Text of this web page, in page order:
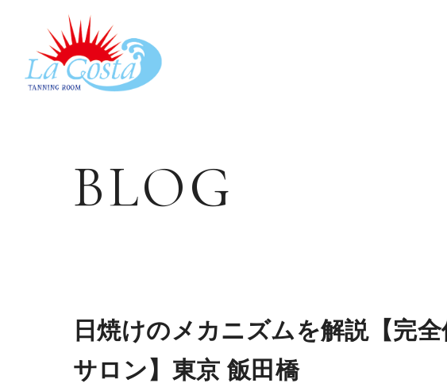
BLOG
日焼けのメカニズムを解説【完
サロン】東京 飯田橋